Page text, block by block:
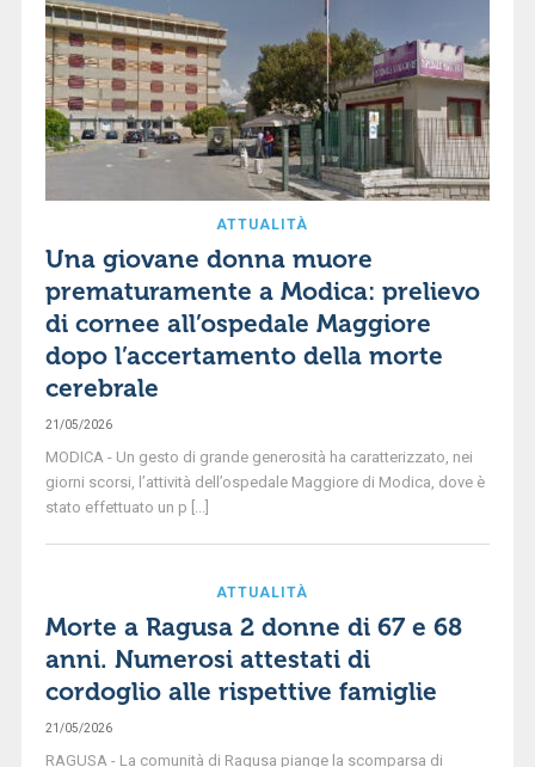
ATTUALITÀ
Una giovane donna muore
prematuramente a Modica: prelievo
di cornee all’ospedale Maggiore
dopo l’accertamento della morte
cerebrale
21/05/2026
MODICA - Un gesto di grande generosità ha caratterizzato, nei
giorni scorsi, l’attività dell’ospedale Maggiore di Modica, dove è
stato effettuato un p [...]
ATTUALITÀ
Morte a Ragusa 2 donne di 67 e 68
anni. Numerosi attestati di
cordoglio alle rispettive famiglie
21/05/2026
RAGUSA - La comunità di Ragusa piange la scomparsa di